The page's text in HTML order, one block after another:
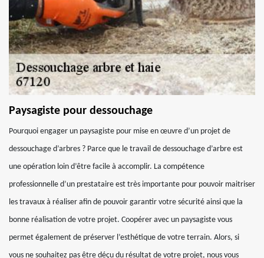
Paysagiste pour dessouchage
Pourquoi engager un paysagiste pour mise en œuvre d’un projet de
dessouchage d’arbres ? Parce que le travail de dessouchage d’arbre est
une opération loin d’être facile à accomplir. La compétence
professionnelle d’un prestataire est très importante pour pouvoir maitriser
les travaux à réaliser afin de pouvoir garantir votre sécurité ainsi que la
bonne réalisation de votre projet. Coopérer avec un paysagiste vous
permet également de préserver l’esthétique de votre terrain. Alors, si
vous ne souhaitez pas être déçu du résultat de votre projet, nous vous